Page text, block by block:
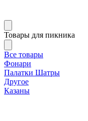
Товары для пикника
Все товары
Фонари
Палатки Шатры
Другое
Казаны